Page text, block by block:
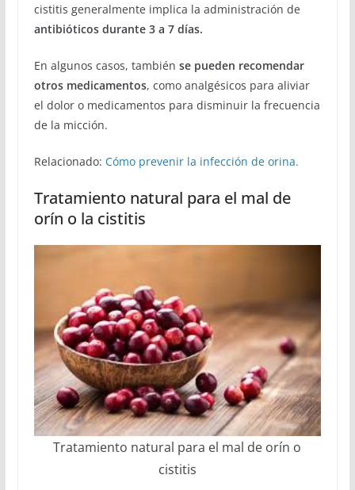
cistitis generalmente implica la administración de
antibióticos durante 3 a 7 días.
En algunos casos, también se pueden recomendar
otros medicamentos, como analgésicos para aliviar
el dolor o medicamentos para disminuir la frecuencia
de la micción.
Relacionado: Cómo prevenir la infección de orina.
Tratamiento natural para el mal de
orín o la cistitis
Tratamiento natural para el mal de orín o
cistitis